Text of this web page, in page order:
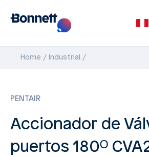
Home Industrial
PENTAIR
Accionador de
puertos 180ᴼ